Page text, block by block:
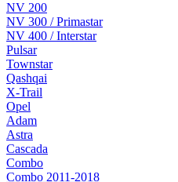
NV 200
NV 300 / Primastar
NV 400 / Interstar
Pulsar
Townstar
Qashqai
X-Trail
Opel
Adam
Astra
Cascada
Combo
Combo 2011-2018